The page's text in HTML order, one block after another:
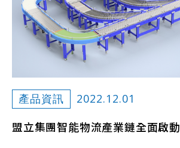
產品資訊 2022.12.01
盟立集團智能物流產業鏈全面啟動